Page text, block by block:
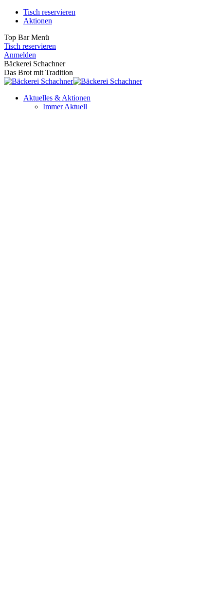
Zum
Inhalt
Tisch reservieren
Aktionen
Top Bar Menü
Tisch reservieren
Facebook
page
opens
in
window
Instagram
page
opens
in
window
Anmelden
Bäckerei Schachner
Das Brot mit Tradition
Aktuelles & Aktionen
Immer Aktuell